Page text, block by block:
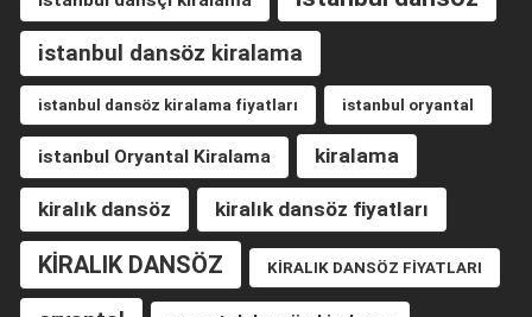
istanbul dansöz kiralama
istanbul dansöz kiralama fiyatları istanbul oryantal
istanbul Oryantal Kiralama kiralama
kiralık dansöz kiralık dansöz fiyatları
KİRALIK DANSÖZ KİRALIK DANSÖZ FİYATLARI